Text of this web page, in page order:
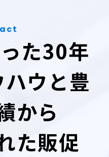
た30年
ウと豊
から
た販促